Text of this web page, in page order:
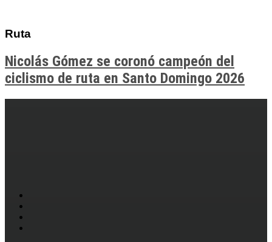
Ruta
Nicolás Gómez se coronó campeón del
ciclismo de ruta en Santo Domingo 2026